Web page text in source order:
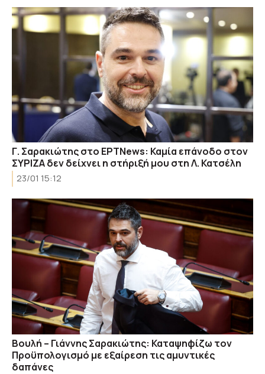
Γ. Σαρακιώτης στο ΕΡΤNews: Καμία επάνοδο στον
ΣΥΡΙΖΑ δεν δείχνει η στήριξή μου στη Λ. Κατσέλη
23/01 15:12
Βουλή – Γιάννης Σαρακιώτης: Καταψηφίζω τον
Προϋπολογισμό με εξαίρεση τις αμυντικές
δαπάνες